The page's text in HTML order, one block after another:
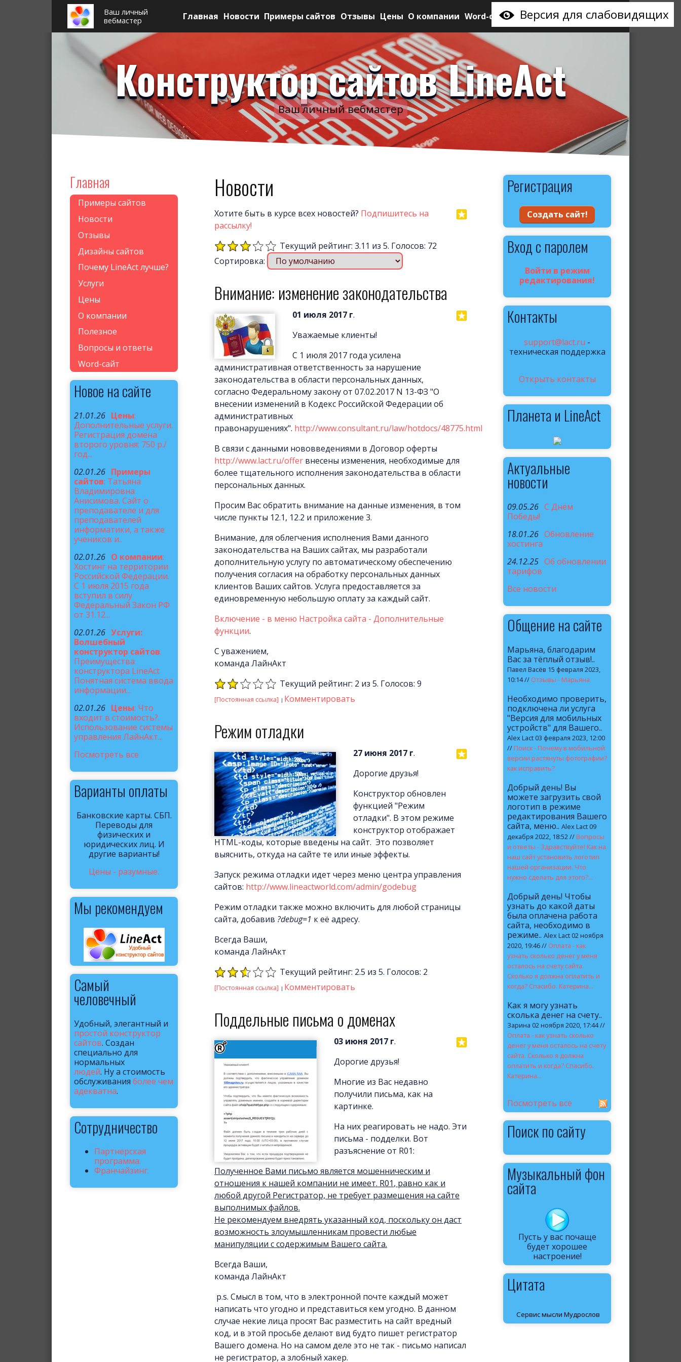
Версия для слабовидящих
Ваш личный
вебмастер
Главная Новости Примеры сайтов Отзывы Цены О компании Word-сайт
Конструктор сайтов LineAct
Ваш личный вебмастер
Главная
Примеры сайтов
Новости
Отзывы
Дизайны сайтов
Почему LineAct лучше?
Услуги
Цены
О компании
Полезное
Вопросы и ответы
Word-сайт
Новое на сайте
21.01.26 Цены:
Дополнительные услуги.
Регистрация домена
второго уровня: 750 р./
год...
02.01.26 Примеры
сайтов: Татьяна
Владимировна
Анисимова. Сайт о
преподавателе и для
преподавателей
информатики, а также
учеников и..
02.01.26 О компании:
Хостинг на территории
Российской Федерации.
С 1 июля 2015 года
вступил в силу
Федеральный Закон РФ
от 31.12...
02.01.26 Услуги:
Волшебный
конструктор сайтов.
Преимущества
конструктора LineAct
Понятная система ввода
информации...
02.01.26 Цены: Что
входит в стоимость?.
Использование системы
управления ЛайнАкт...
Посмотреть все
Варианты оплаты
Банковские карты. СБП.
Переводы для
физических и
юридических лиц. И
другие варианты!
Цены - разумные.
Мы рекомендуем
Самый
человечный
Удобный, элегантный и
простой конструктор
сайтов. Создан
специально для
нормальных
людей. Ну а стоимость
обслуживания более чем
адекватна.
Сотрудничество
Партнерская
программа.
Франчайзинг.
Новости
Хотите быть в курсе всех новостей? Подпишитесь на
рассылку!
Текущий рейтинг: 3.11 из 5. Голосов: 72
Сортировка:
Внимание: изменение законодательства
01 июля 2017 г.
Уважаемые клиенты!
С 1 июля 2017 года усилена
административная ответственность за нарушение
законодательства в области персональных данных,
согласно Федеральному закону от 07.02.2017 N 13-ФЗ "О
внесении изменений в Кодекс Российской Федерации об
административных
правонарушениях". http://www.consultant.ru/law/hotdocs/48775.html
В связи с данными нововведениями в Договор оферты
http://www.lact.ru/offer внесены изменения, необходимые для
более тщательного исполнения законодательства в области
персональных данных.
Просим Вас обратить внимание на данные изменения, в том
числе пункты 12.1, 12.2 и приложение 3.
Внимание, для облегчения исполнения Вами данного
законодательства на Ваших сайтах, мы разработали
дополнительную услугу по автоматическому обеспечению
получения согласия на обработку персональных данных
клиентов Ваших сайтов. Услуга предоставляется за
единовременную небольшую оплату за каждый сайт.
Включение - в меню Настройка сайта - Дополнительные
функции.
С уважением,
команда ЛайнАкт
Текущий рейтинг: 2 из 5. Голосов: 9
[Постоянная ссылка] Комментировать
Режим отладки
27 июня 2017 г.
Дорогие друзья!
Конструктор обновлен
функцией "Режим
отладки". В этом режиме
конструктор отображает
HTML-коды, которые введены на сайт. Это позволяет
выяснить, откуда на сайте те или иные эффекты.
Запуск режима отладки идет через меню центра управления
сайтов: http://www.lineactworld.com/admin/godebug
Режим отладки также можно включить для любой страницы
сайта, добавив ?debug=1 к её адресу.
Всегда Ваши,
команда ЛайнАкт
Текущий рейтинг: 2.5 из 5. Голосов: 2
[Постоянная ссылка] Комментировать
Поддельные письма о доменах
03 июня 2017 г.
Дорогие друзья!
Многие из Вас недавно
получили письма, как на
картинке.
На них реагировать не надо. Эти
письма - подделки. Вот
разъяснение от R01:
Полученное Вами письмо является мошенническим и
отношения к нашей компании не имеет. R01, равно как и
любой другой Регистратор, не требует размещения на сайте
выполнимых файлов.
Не рекомендуем внедрять указанный код, поскольку он даст
возможность злоумышленникам провести любые
манипуляции с содержимым Вашего сайта.
Всегда Ваши,
команда ЛайнАкт
p.s. Смысл в том, что в электронной почте каждый может
написать что угодно и представиться кем угодно. В данном
случае некие лица просят Вас разместить на сайт вредный
код, и в этой просьбе делают вид будто пишет регистратор
Вашего домена. Но на самом деле это не так - письмо написал
не регистратор, а злобный хакер.
Регистрация
Вход с паролем
Войти в режим
редактирования!
Контакты
support@lact.ru -
техническая поддержка
Открыть контакты
Планета и LineAct
Актуальные
новости
09.05.26 C Днём
Победы!
18.01.26 Обновление
хостинга
24.12.25 Об обновлении
тарифов
Все новости
Общение на сайте
Марьяна, благодарим
Вас за тёплый отзыв!..
Павел Васёв 15 февраля 2023,
10:14 // Отзывы - Марьяна
Необходимо проверить,
подключена ли услуга
"Версия для мобильных
устройств" для Вашего..
Alex Lact 03 февраля 2023, 12:00
// Поиск - Почему в мобильной
версии растянуты фотографии?
как исправить?
Добрый день! Вы
можете загрузить свой
логотип в режиме
редактирования Вашего
сайта, меню.. Alex Lact 09
декабря 2022, 18:52 // Вопросы
и ответы - Здравствуйте! Как на
наш сайт установить логотип
нашей организации. Что
нужно сделать для этого?...
Добрый день! Чтобы
узнать до какой даты
была оплачена работа
сайта, необходимо в
режиме.. Alex Lact 02 ноября
2020, 19:46 // Оплата - как
узнать сколько денег у меня
осталось на счету сайта.
Сколько я должна оплатить и
когда? Спасибо. Катерина...
Как я могу узнать
сколька денег на счету..
Зарина 02 ноября 2020, 17:44 //
Оплата - как узнать сколько
денег у меня осталось на счету
сайта. Сколько я должна
оплатить и когда? Спасибо.
Катерина...
Посмотреть все
Поиск по сайту
Музыкальный фон
сайта
Пусть у вас почаще
будет хорошее
настроение!
Цитата
Сервис мысли Мудрослов